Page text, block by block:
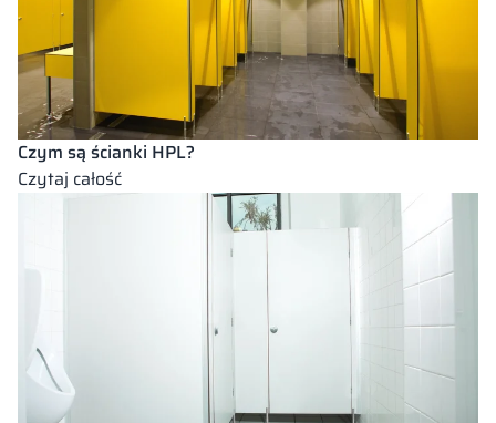
pamiętać
przy
projektowaniu?
Czym są ścianki HPL?
Czytaj całość: